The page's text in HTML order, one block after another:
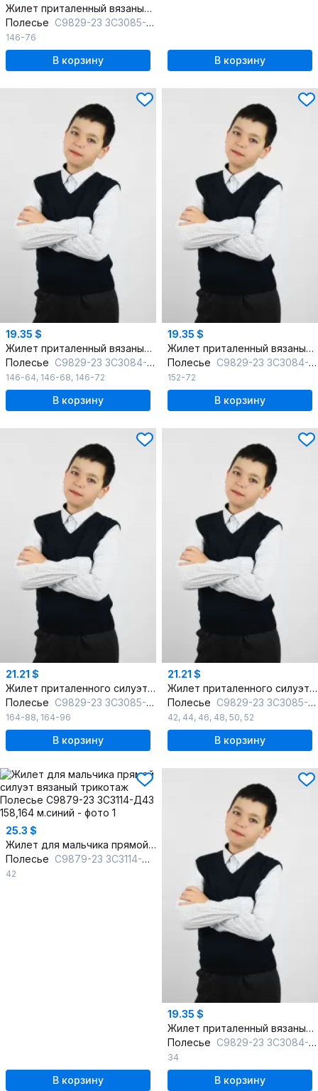
Жилет приталенный вязаный на каждый день
Полесье С9829-23 3С3085-Д43 146 м.синий
146-76
В корзину В корзину
19.35 $
Жилет приталенный вязаный на каждый день
Полесье С9829-23 3С3084-Д43 146 м.синий
146-64, 146-68, 146-72
В корзину
19.35 $
Жилет приталенный вязаный на каждый день
Полесье С9829-23 3С3084-Д43 152 м.синий
152-72
В корзину
21.21 $
Жилет приталенного силуэта вязаный для делового стиля
Полесье С9829-23 3С3085-Д43 164 м.синий
164-88, 164-96
В корзину
21.21 $
Жилет приталенного силуэта вязаный для делового стиля
Полесье С9829-23 3С3085-Д43 182,188 м.синий
42, 44, 46, 48, 50, 52
В корзину
25.3 $
Жилет для мальчика прямой силуэт вязаный трикотаж
Полесье С9879-23 3С3114-Д43 158,164 м.синий
42
В корзину
19.35 $
Жилет приталенный вязаный на каждый день
Полесье С9829-23 3С3084-Д43 152,158 м.синий
34
В корзину